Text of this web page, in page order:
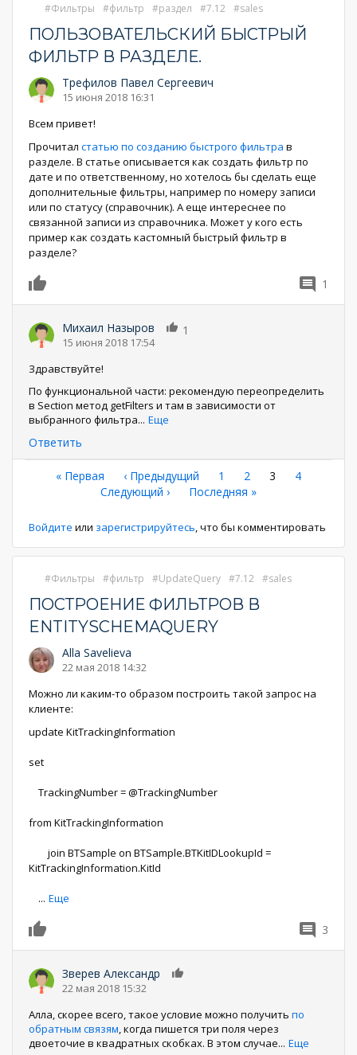
Фильтры фильтр раздел 7.12 sales
ПОЛЬЗОВАТЕЛЬСКИЙ БЫСТРЫЙ
ФИЛЬТР В РАЗДЕЛЕ.
Трефилов Павел Сергеевич
15 июня 2018 16:31
Всем привет!
Прочитал статью по созданию быстрого фильтра в
разделе. В статье описывается как создать фильтр по
дате и по ответственному, но хотелось бы сделать еще
дополнительные фильтры, например по номеру записи
или по статусу (справочник). А еще интереснее по
связанной записи из справочника. Может у кого есть
пример как создать кастомный быстрый фильтр в
разделе?
1
Михаил Назыров
15 июня 2018 17:54
1
Здравствуйте!
По функциональной части: рекомендую переопределить
в Section метод getFilters и там в зависимости от
выбранного фильтра... Еще
Ответить
Нумерация
страниц
Первая
страница
« Первая ←
‹ Предыдущий Страница
1 Страница
2
Текущая
3 Страница
4
Следующая
Следующий ›
Последняя
Последняя »
Войдите или зарегистрируйтесь, что бы комментировать
Фильтры фильтр UpdateQuery 7.12 sales
ПОСТРОЕНИЕ ФИЛЬТРОВ В
ENTITYSCHEMAQUERY
Alla Savelieva
22 мая 2018 14:32
Можно ли каким-то образом построить такой запрос на
клиенте:
update KitTrackingInformation
set
TrackingNumber = @TrackingNumber
from KitTrackingInformation
join BTSample on BTSample.BTKitIDLookupId =
KitTrackingInformation.KitId
... Еще
3
Зверев Александр
22 мая 2018 15:32
Алла, скорее всего, такое условие можно получить по
обратным связям, когда пишется три поля через
двоеточие в квадратных скобках. В этом случае... Еще